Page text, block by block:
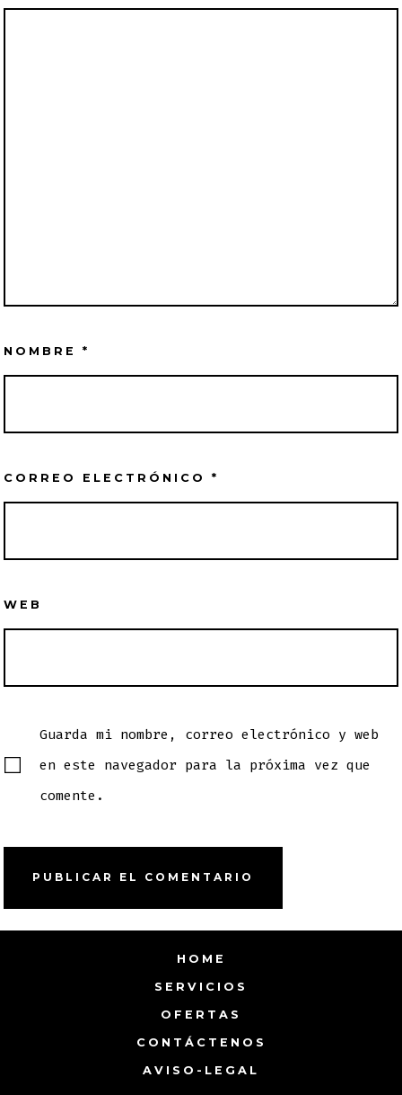
NOMBRE *
CORREO ELECTRÓNICO *
WEB
Guarda mi nombre, correo electrónico y web
en este navegador para la próxima vez que
comente.
HOME
SERVICIOS
OFERTAS
CONTÁCTENOS
AVISO-LEGAL